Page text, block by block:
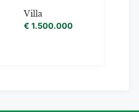
Villa
€ 1.500.000